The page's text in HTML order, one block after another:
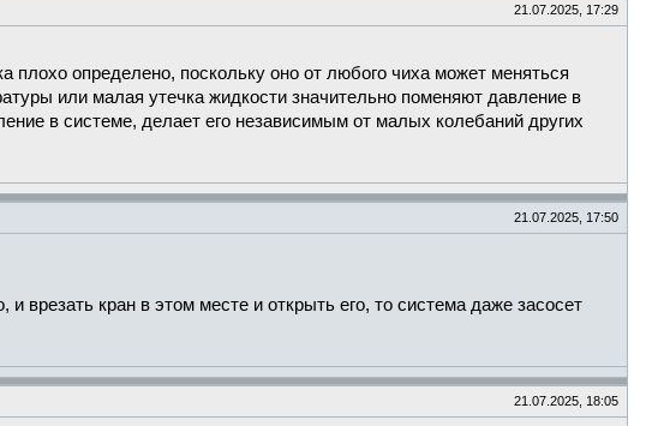
21.07.2025, 17:29
определено, поскольку оно от любого чиха может меняться
или малая утечка жидкости значительно поменяют давление в
в системе, делает его независимым от малых колебаний других
21.07.2025, 17:50
кран в этом месте и открыть его, то система даже засосет
21.07.2025, 18:05